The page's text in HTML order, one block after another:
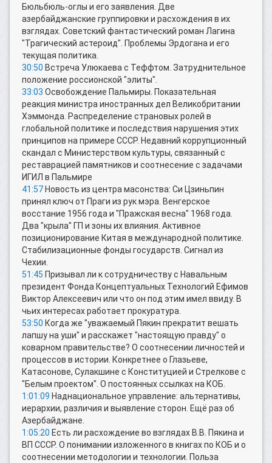
Бюльбюль-оглы и его заявления. Две
азербайджанские группировки и расхождения в их
взглядах. Советский фантастический роман Лагина
"Трагический астероид". Проблемы Эрдогана и его
текущая политика.
30:50 Встреча Улюкаева с Теффтом. Затруднительное
положение россионской "элиты".
33:03 Освобождение Пальмиры. Показательная
реакция министра иностранных дел Великобритании
Хэммонда. Распределение страновых ролей в
глобальной политике и последствия нарушения этих
принципов на примере СССР. Недавний коррупционный
скандал с Министерством культуры, связанный с
реставрацией памятников и соотнесение с задачами
ИГИЛ в Пальмире
41:57 Новость из центра масонства: Си Цзиньпин
принял ключ от Праги из рук мэра. Венгерское
восстание 1956 года и "Пражская весна" 1968 года.
Два "крыла" ГП и зоны их влияния. Активное
позиционирование Китая в международной политике.
Стабилизационные фонды государств. Сигнал из
Чехии.
51:45 Призывал ли к сотрудничеству с Навальным
президент Фонда Концептуальных Технологий Ефимов
Виктор Алексеевич или что он под этим имел ввиду. В
чьих интересах работает прокуратура.
53:50 Когда же "уважаемый Пякин прекратит вешать
лапшу на уши" и расскажет "настоящую правду" о
коварном правительстве? О соотнесении личностей и
процессов в истории. Конкретнее о Глазьеве,
Катасонове, Сулакшине с Конституцией и Стрелкове с
"Белым проектом". О постоянных ссылках на КОБ.
1:01:09 Наднациональное управление: альтернативы,
иерархии, различия и выявление сторон. Ещё раз об
Азербайджане.
1:05:20 Есть ли расхождение во взглядах В.В. Пякина и
ВП СССР. О понимании изложенного в книгах по КОБ и о
соотнесении методологии и технологии. Польза